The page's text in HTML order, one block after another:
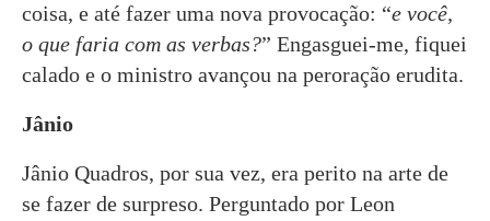
coisa, e até fazer uma nova provocação: “e você,
o que faria com as verbas?” Engasguei-me, fiquei
calado e o ministro avançou na peroração erudita.
Jânio
Jânio Quadros, por sua vez, era perito na arte de
se fazer de surpreso. Perguntado por Leon